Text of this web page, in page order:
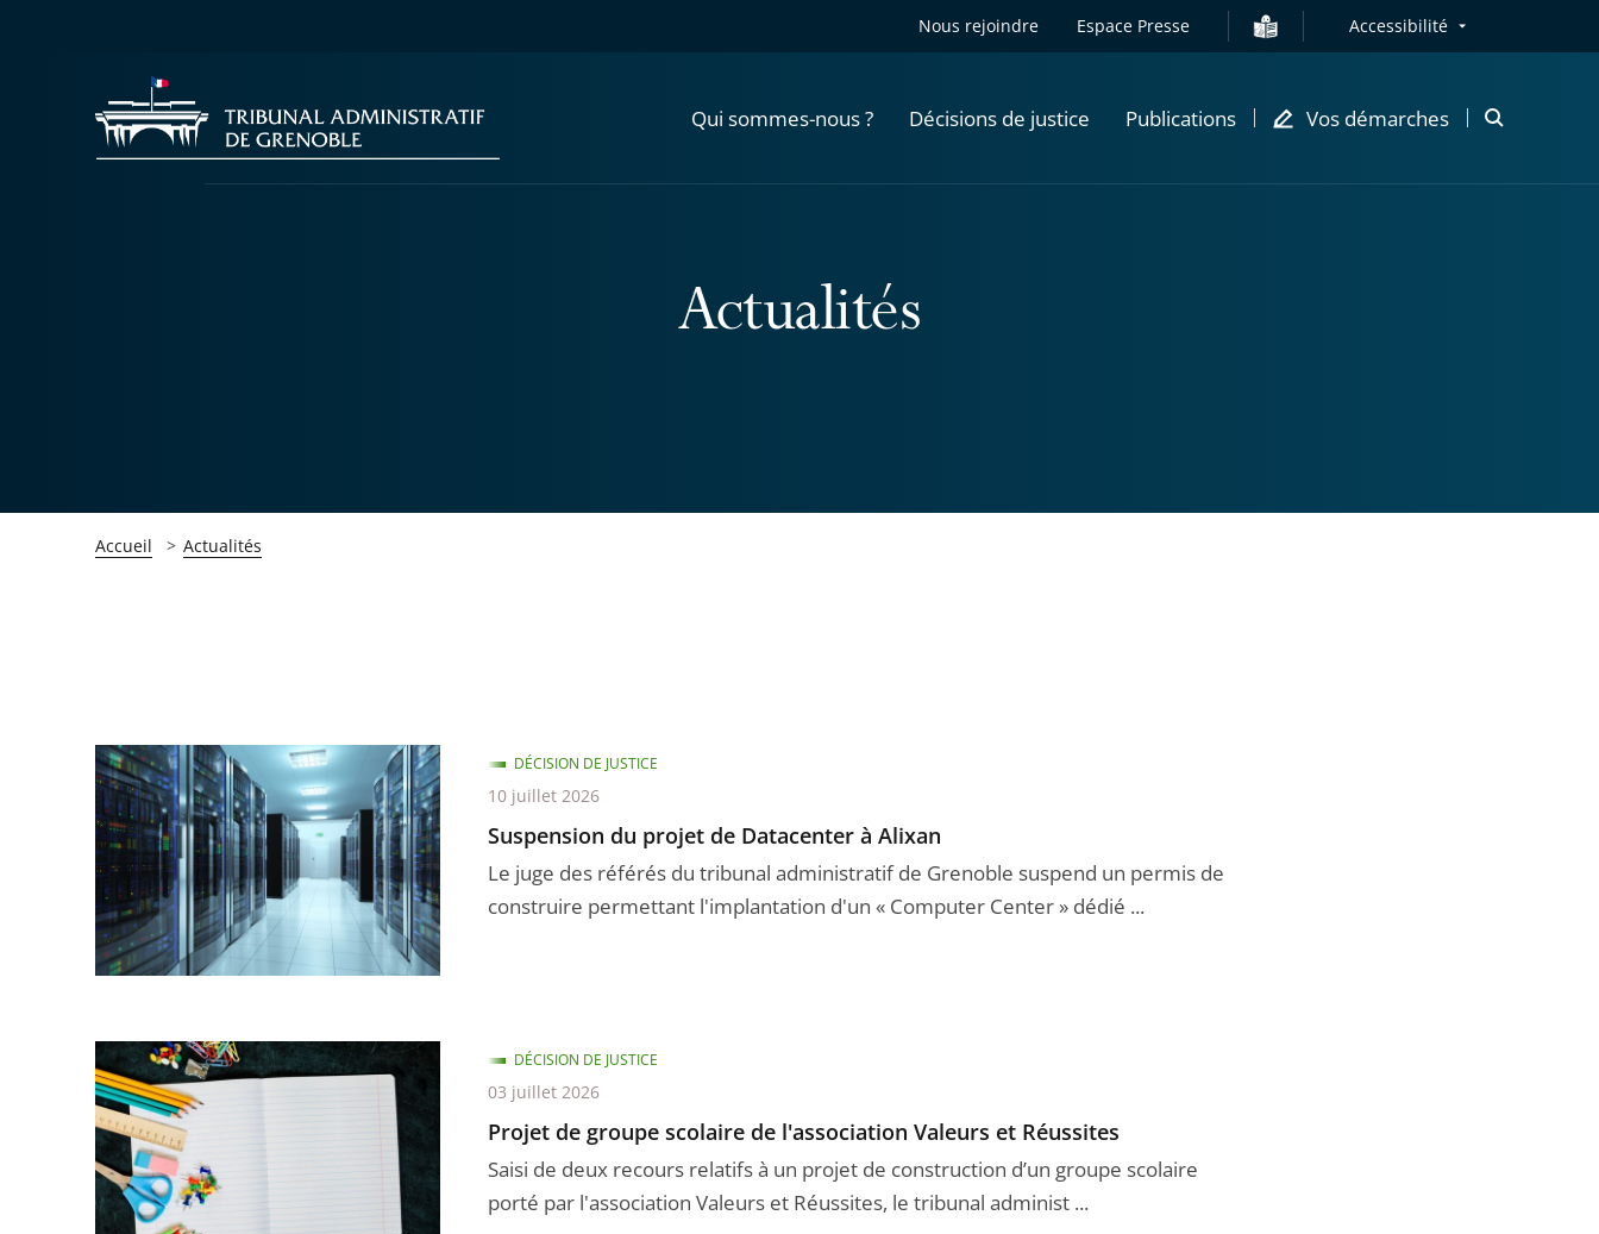
Nous rejoindre Espace Presse Accessibilité
Qui sommes-nous ? Décisions de justice Publications Vos démarches
Ouvrir
Actualités
Accueil Actualités
Suspension du projet de Datacenter à Alixan
Le juge des référés du tribunal administratif de Grenoble suspend un permis de
construire permettant l'implantation d'un « Computer Center » dédié ...
DÉCISION DE JUSTICE
10 juillet 2026
Projet de groupe scolaire de l'association Valeurs et Réussites
Saisi de deux recours relatifs à un projet de construction d’un groupe scolaire
porté par l'association Valeurs et Réussites, le tribunal administ ...
DÉCISION DE JUSTICE
03 juillet 2026